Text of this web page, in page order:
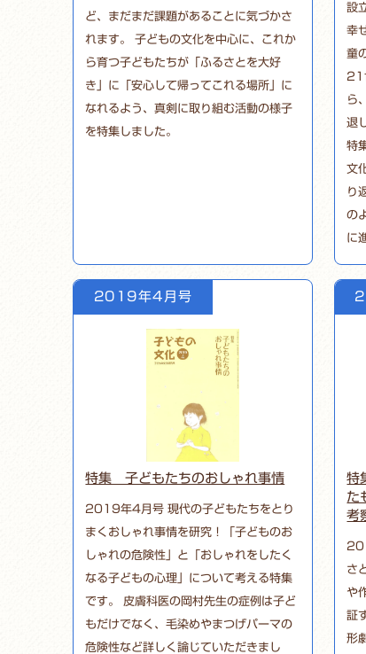
ど、まだまだ課題があることに気づかさ
れます。 子どもの文化を中心に、これか
ら育つ子どもたちが「ふるさとを大好
き」に「安心して帰ってこれる場所」に
なれるよう、真剣に取り組む活動の様子
を特集しました。
設
幸
童
21
ら
退
特
文
り
の
に
2019年4月号
特集 子どもたちのおしゃれ事情
2019年4月号 現代の子どもたちをとり
まくおしゃれ事情を研究！「子どものお
しゃれの危険性」と「おしゃれをしたく
なる子どもの心理」について考える特集
です。 皮膚科医の岡村先生の症例は子ど
もだけでなく、毛染めやまつげパーマの
危険性など詳しく論じていただきまし
特
た
考
さ
や
証
形